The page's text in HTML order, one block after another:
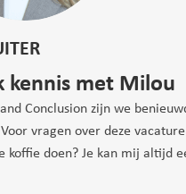
kennis met Milou
Conclusion zijn we
vragen over deze
koffie doen? Je kan mij altijd